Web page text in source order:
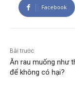
Facebook
Bài trước
Ăn rau muống như
để không có hại?